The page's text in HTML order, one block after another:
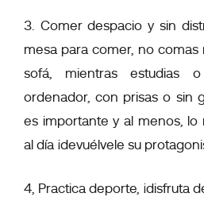
3. Comer despacio y sin
mesa para comer, no
sofá, mientras estudias
ordenador, con prisas o sin
es importante y al menos, lo
al día ¡devuélvele su
4, Practica deporte, ¡disfruta